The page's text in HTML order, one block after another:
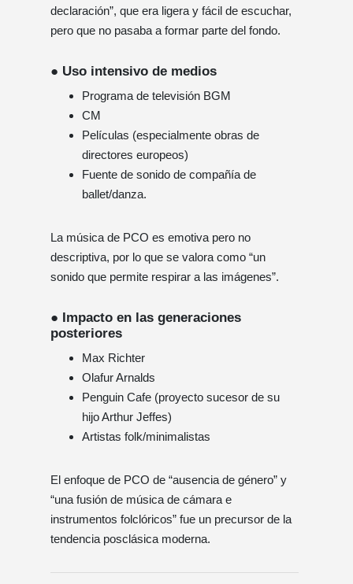
declaración”, que era ligera y fácil de escuchar,
pero que no pasaba a formar parte del fondo.
● Uso intensivo de medios
Programa de televisión BGM
CM
Películas (especialmente obras de
directores europeos)
Fuente de sonido de compañía de
ballet/danza.
La música de PCO es emotiva pero no
descriptiva, por lo que se valora como “un
sonido que permite respirar a las imágenes”.
● Impacto en las generaciones
posteriores
Max Richter
Olafur Arnalds
Penguin Cafe (proyecto sucesor de su
hijo Arthur Jeffes)
Artistas folk/minimalistas
El enfoque de PCO de “ausencia de género” y
“una fusión de música de cámara e
instrumentos folclóricos” fue un precursor de la
tendencia posclásica moderna.